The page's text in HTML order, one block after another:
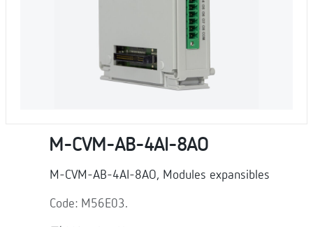
M-CVM-AB-4AI-8AO
M-CVM-AB-4AI-8AO, Modules expansibles
Code: M56E03.